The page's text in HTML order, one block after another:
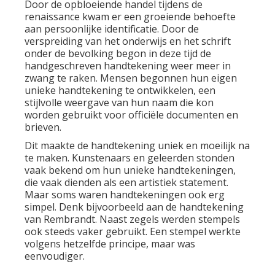
Door de opbloeiende handel tijdens de
renaissance kwam er een groeiende behoefte
aan persoonlijke identificatie. Door de
verspreiding van het onderwijs en het schrift
onder de bevolking begon in deze tijd de
handgeschreven handtekening weer meer in
zwang te raken. Mensen begonnen hun eigen
unieke handtekening te ontwikkelen, een
stijlvolle weergave van hun naam die kon
worden gebruikt voor officiële documenten en
brieven.
Dit maakte de handtekening uniek en moeilijk na
te maken. Kunstenaars en geleerden stonden
vaak bekend om hun unieke handtekeningen,
die vaak dienden als een artistiek statement.
Maar soms waren handtekeningen ook erg
simpel. Denk bijvoorbeeld aan de handtekening
van Rembrandt. Naast zegels werden stempels
ook steeds vaker gebruikt. Een stempel werkte
volgens hetzelfde principe, maar was
eenvoudiger.